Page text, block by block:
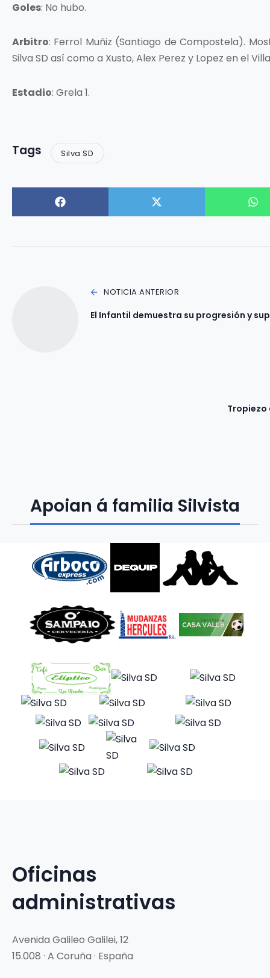
Goles: No hubo.
Arbitro: Ferrol Muñiz (Santiago de Compostela).
Silva SD así como a Xusto, Alex Perez y Lopez en el
Estadio: Grela 1.
Tags Silva SD
NOTICIA ANTERIOR
El Infantil demuestra su progresión y
Tropiezo
Apoian á familia Silvista
Oficinas
administrativas
Avenida Galileo Galilei, 12
15.008 · A Coruña · España